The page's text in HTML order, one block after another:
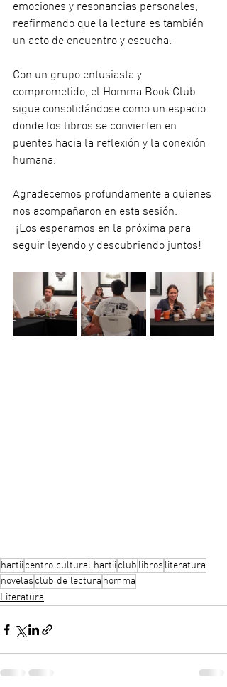
emociones y resonancias personales,
reafirmando que la lectura es también
un acto de encuentro y escucha.
Con un grupo entusiasta y
comprometido, el Homma Book Club
sigue consolidándose como un espacio
donde los libros se convierten en
puentes hacia la reflexión y la conexión
humana.
Agradecemos profundamente a quienes
nos acompañaron en esta sesión.
seguir leyendo y descubriendo juntos!
hartii centro cultural hartii club libros literatura
novelas club de lectura homma
Literatura